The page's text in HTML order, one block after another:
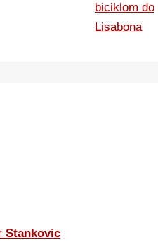
biciklom do
Lisabona
Stankovic